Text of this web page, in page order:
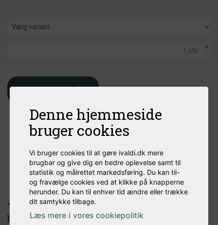
Denne hjemmeside
bruger cookies
Vi bruger cookies til at gøre ivaldi.dk mere
brugbar og give dig en bedre oplevelse samt til
statistik og målrettet markedsføring. Du kan til-
og fravælge cookies ved at klikke på knapperne
herunder. Du kan til enhver tid ændre eller trække
dit samtykke tilbage.
Læs mere i vores cookiepolitik
+
-
Læg i kurv
Produktbeskrivelse
“Crystal” er en humle, der blev frigivet i
begyndelsen af firserne. Denne humle blev